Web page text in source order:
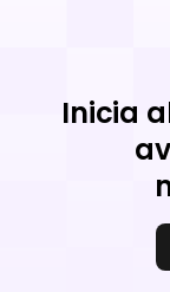
Inicia